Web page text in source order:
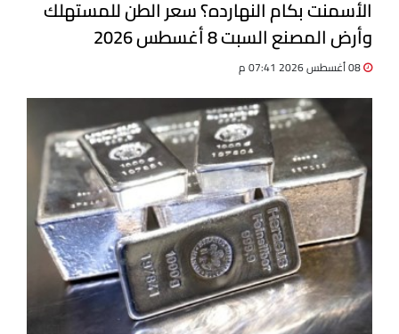
الأسمنت بكام النهارده؟ سعر الطن للمستهلك
وأرض المصنع السبت 8 أغسطس 2026